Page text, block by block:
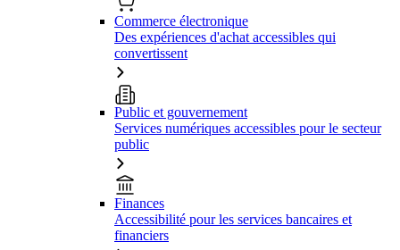
Commerce électronique
Des expériences d'achat accessibles qui
convertissent
Public et gouvernement
Services numériques accessibles pour le secteur
public
Finances
Accessibilité pour les services bancaires et
financiers